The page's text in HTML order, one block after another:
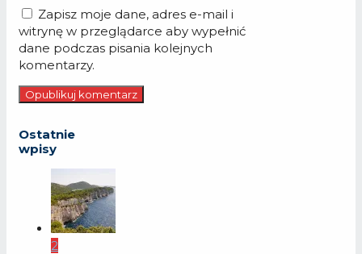
Zapisz moje dane, adres e-mail i
witrynę w przeglądarce aby wypełnić
dane podczas pisania kolejnych
komentarzy.
Ostatnie
wpisy
2